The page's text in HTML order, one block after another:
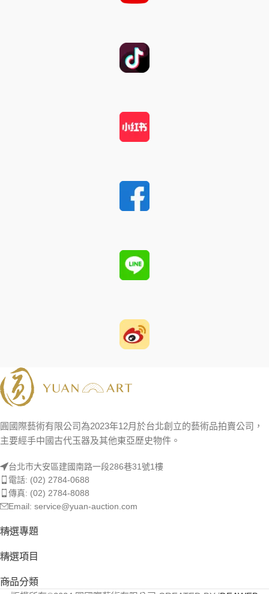
圓國際藝術有限公司為2023年12月於台北創立的藝術品拍賣公司，
主要經手中國古代玉器及其他東亞歷史物件。
台北市大安區建國南路一段286巷31號1樓
電話: (02) 2784-0688
傳真: (02) 2784-8088
Email: service@yuan-auction.com
精選專題
精選項目
商品分類